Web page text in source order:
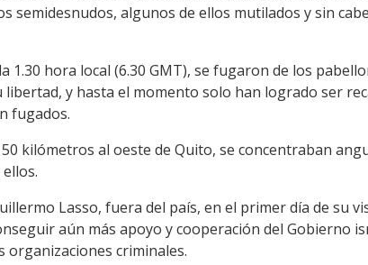
semidesnudos, algunos de ellos mutilados y sin
hora local (6.30 GMT), se fugaron de los
y hasta el momento solo han logrado ser
fugados.
kilómetros al oeste de Quito, se concentraban
Lasso, fuera del país, en el primer día de su
aún más apoyo y cooperación del Gobierno
organizaciones criminales.